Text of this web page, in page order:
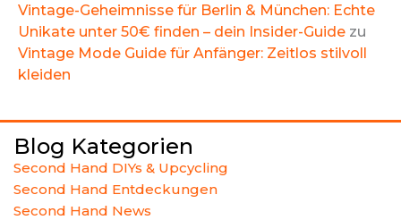
Vintage-Geheimnisse für Berlin & München: Echte
Unikate unter 50€ finden – dein Insider-Guide zu
Vintage Mode Guide für Anfänger: Zeitlos stilvoll
kleiden
Blog Kategorien
Second Hand DIYs & Upcycling
Second Hand Entdeckungen
Second Hand News